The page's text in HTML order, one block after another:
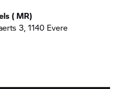
( MR)
3, 1140 Evere